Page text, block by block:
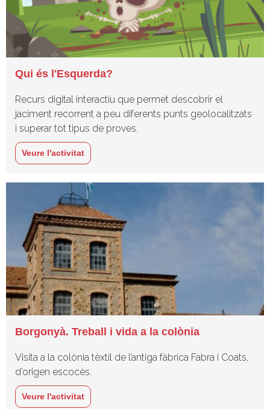
Qui és l'Esquerda?
Recurs digital interactiu que permet descobrir el
jaciment recorrent a peu diferents punts geolocalitzats
i superar tot tipus de proves.
Veure l'activitat
Borgonyà. Treball i vida a la colònia
Visita a la colònia tèxtil de l’antiga fàbrica Fabra i Coats,
d’origen escocès.
Veure l'activitat